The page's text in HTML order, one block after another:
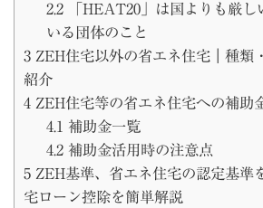
2.2「HEAT20」は国よりも厳し
いる団体のこと
3 ZEH住宅以外の省エネ住宅｜種類
紹介
4 ZEH住宅等の省エネ住宅への補助
4.1
補助金一覧
4.2補助金活用時の注意点
5 ZEH基準、省エネ住宅の認定基準
宅ローン控除を簡単解説